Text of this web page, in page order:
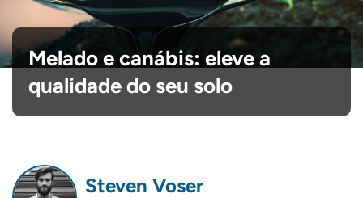
Melado e canábis: eleve a
qualidade do seu solo
Steven Voser